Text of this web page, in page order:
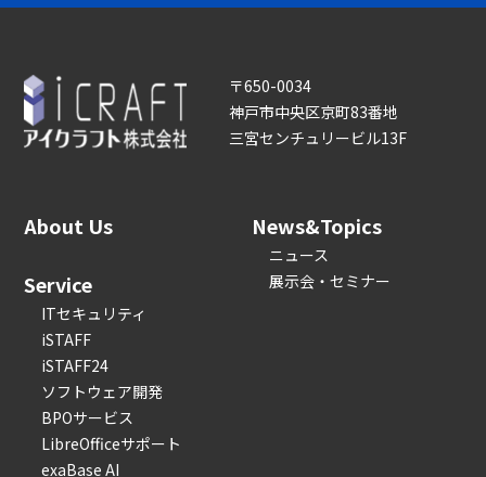
〒650-0034
神戸市中央区京町83番地
三宮センチュリービル13F
About Us
Service
ITセキュリティ
iSTAFF
iSTAFF24
ソフトウェア開発
BPOサービス
LibreOfficeサポート
exaBase AI
News&Topics
ニュース
展示会・セミナー